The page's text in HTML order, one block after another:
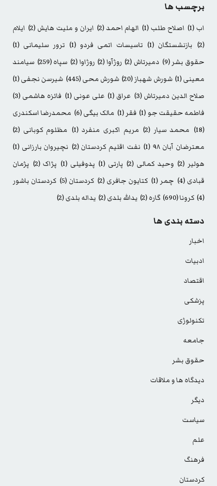
برچسب ها
اب (1) اصلاح طلب (1) الهام احمد(2) ایران و ملیت هایش (2)
ایلام
(2)
بازنشستگان (1) تاسیسات اتمی فردو (1) ترور سلیمانی (1)
حقوق بشر (9) دمیرتاش (2) روژآوا(2) روژاوا(2) سپاه(259)
سیامند
معینی(1) شورش شهباز(20) شورش محی(445) شیرسن نجفی(1)
صلاح الدین دمیرتاش (3) عراق (1) علی عونی (1) فائزه هاشمی (3)
فاطمه حقیقت جو (1) فقر (1) مالک بیگی(6)
محمدرضا اسکندری
(18)
محمد سیار (2) مریم اکبری منفرد (1) مظلوم کوبانی (2)
معترضان آبان ۹۸
(1) نفت اقلیم کردستان (2) نچیروان بارزانی (1)
هولیر (2) وحید کمالی (2) پارتی (1) پدوفیلی (1) پژاک (2)
پژمان
قبادی (4) چمر (1) کتایون جافری (2) کردستان (5)
کردستان باشور
(4)
کرونا(690) گاره(2) یدالله بلدی(2) یداله بلدی(2)
دسته بندی ها
اخبار
ادبیات
اقتصاد
پزشکی
تکنولوژی
جامعه
حقوق بشر
دیدگاه ها و ملاقات
دیگر
سیاست
علم
فرهنگ
کردستان